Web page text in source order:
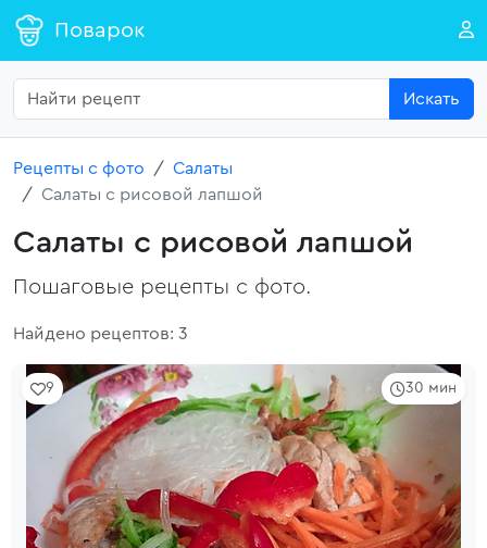
Поварок
Искать
Рецепты с фото
Салаты
Салаты с рисовой лапшой
Салаты с рисовой лапшой
Пошаговые рецепты с фото.
Найдено рецептов: 3
30 мин
9